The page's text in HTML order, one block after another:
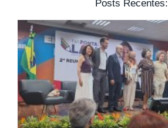
Posts Recentes: